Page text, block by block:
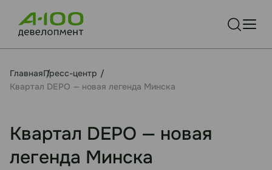
ГлавнаяПресс-центр
Квартал DEPO — новая легенда Минска
Квартал DEPO — новая
легенда Минска